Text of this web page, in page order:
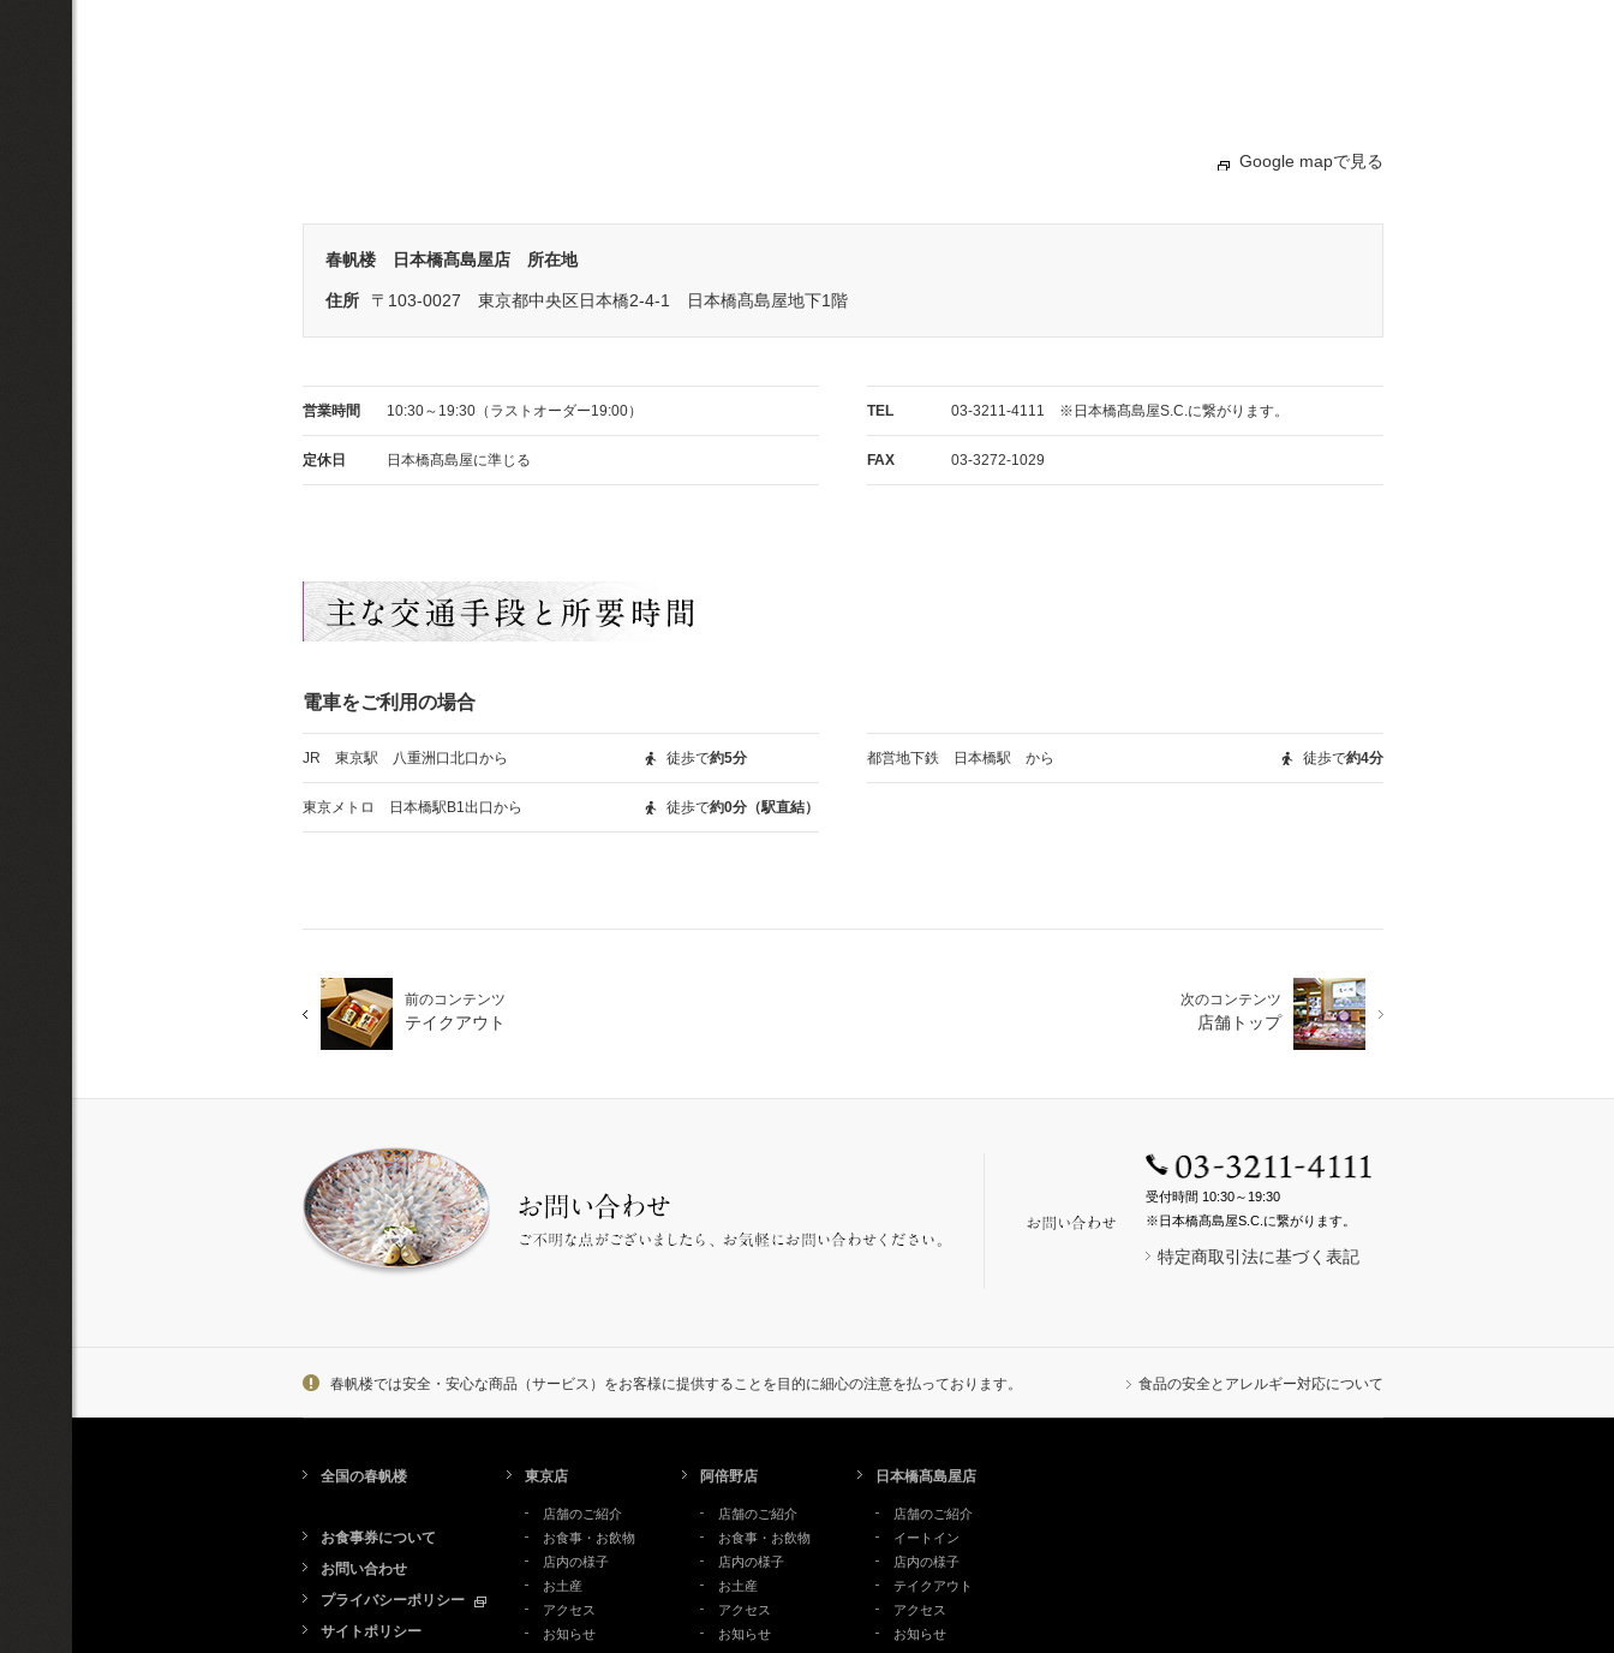
Google mapで見る
春帆楼 日本橋髙島屋店 所在地
住所 〒103-0027 東京都中央区日本橋2-4-1 日本橋髙島屋地下1階
営業時間 10:30～19:30（ラストオーダー19:00）
定休日 日本橋髙島屋に準じる
TEL 03-3211-4111 ※日本橋髙島屋S.C.に繋がります。
FAX 03-3272-1029
電車をご利用の場合
JR 東京駅 八重洲口北口から 徒歩で約5分
東京メトロ 日本橋駅 B1出口から 徒歩で約0分（駅直結）
都営地下鉄 日本橋駅 から 徒歩で約4分
前のコンテンツ
テイクアウト
次のコンテンツ
店舗トップ
受付時間 10:30～19:30
※日本橋髙島屋S.C.に繋がります。
特定商取引法に基づく表記
春帆楼では安全・安心な商品（サービス）をお客様に提供することを目的に細心の注意を払っております。 食品の安全とアレルギー対応について
全国の春帆楼
お食事券について
お問い合わせ
プライバシーポリシー
サイトポリシー
東京店
店舗のご紹介
お食事・お飲物
店内の様子
お土産
アクセス
お知らせ
阿倍野店
店舗のご紹介
お食事・お飲物
店内の様子
お土産
アクセス
お知らせ
日本橋髙島屋店
店舗のご紹介
イートイン
店内の様子
テイクアウト
アクセス
お知らせ